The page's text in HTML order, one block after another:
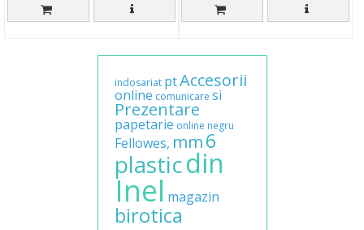
indosariat ptAccesorii
online comunicare si
Prezentare
papetarie online negru
Fellowes, mm6
plasticdin
Inel magazin
birotica